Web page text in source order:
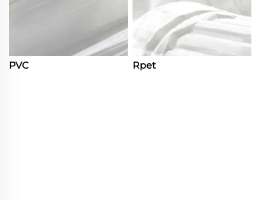
PVC Rpet